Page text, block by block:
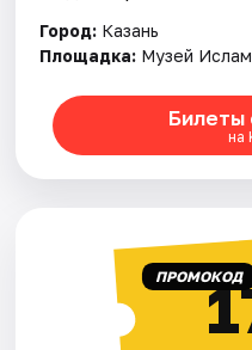
Город: Казань
Площадка: Музей
Билеты
на
ПРОМОКОД